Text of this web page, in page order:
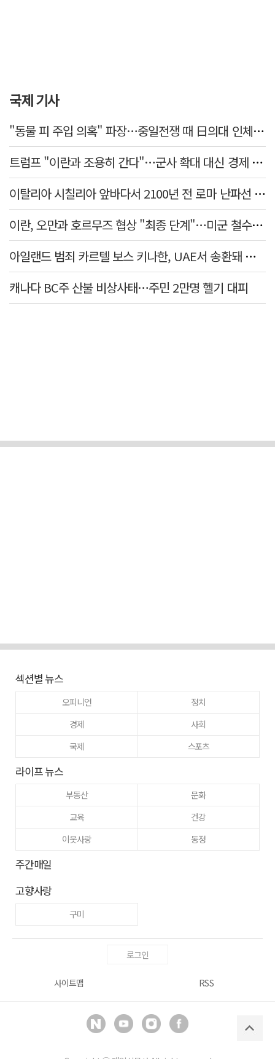
국제 기사
"동물 피 주입 의혹" 파장…중일전쟁 때 日의대 인체 실험
트럼프 "이란과 조용히 간다"…군사 확대 대신 경제 압박 유지
이탈리아 시칠리아 앞바다서 2100년 전 로마 난파선 발견…암포라 수백 점 원형 보존
이란, 오만과 호르무즈 협상 "최종 단계"…미군 철수·제재 해제 선행 요구
아일랜드 범죄 카르텔 보스 키나한, UAE서 송환돼 더블린 법정 섰다
캐나다 BC주 산불 비상사태…주민 2만명 헬기 대피
섹션별 뉴스
오피니언
정치
경제
사회
국제
스포츠
라이프 뉴스
부동산
문화
교육
건강
이웃사랑
동정
주간매일
고향사랑
구미
로그인
사이트맵 RSS